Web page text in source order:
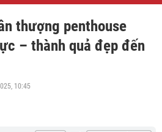
thượng penthouse
– thành quả đẹp đến
10:45